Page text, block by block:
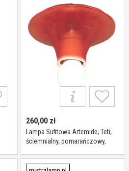
260,00 zł
Lampa Sufitowa Artemide, Teti,
ściemnialny, pomarańczowy,
design